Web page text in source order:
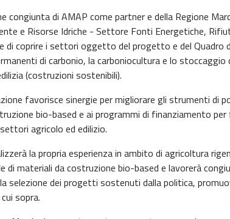
congiunta di AMAP come partner e della Regione
e Risorse Idriche - Settore Fonti Energetiche,
coprire i settori oggetto del progetto e del Quadro
di carbonio, la carboniocultura e lo
(costruzioni sostenibili).
favorisce sinergie per migliorare gli strumenti di
bio-based e ai programmi di finanziamento
agricolo ed edilizio.
la propria esperienza in ambito di agricoltura
di materiali da costruzione bio-based e lavorerà
selezione dei progetti sostenuti dalla politica,
sopra.